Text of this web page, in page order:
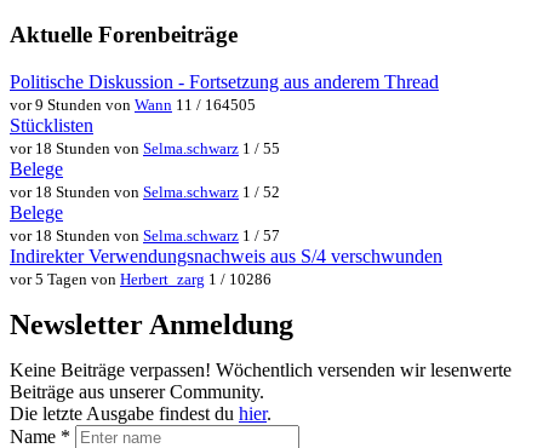
Aktuelle Forenbeiträge
Politische Diskussion - Fortsetzung aus anderem Thread
vor 9 Stunden von Wann 11 / 164505
Stücklisten
vor 18 Stunden von Selma.schwarz 1 / 55
Belege
vor 18 Stunden von Selma.schwarz 1 / 52
Belege
vor 18 Stunden von Selma.schwarz 1 / 57
Indirekter Verwendungsnachweis aus S/4 verschwunden
vor 5 Tagen von Herbert_zarg 1 / 10286
Newsletter Anmeldung
Keine Beiträge verpassen! Wöchentlich versenden wir lesenwerte
Beiträge aus unserer Community.
Die letzte Ausgabe findest du hier.
Name *